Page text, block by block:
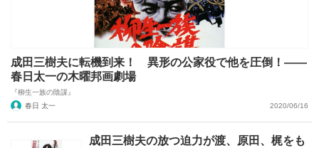
成田三樹夫に転機到来！ 異形の公家役で他を圧倒！――
春日太一の木曜邦画劇場
『柳生一族の陰謀』
春日 太一
2020/06/16
成田三樹夫の放つ迫力が渡、原田、梶をも